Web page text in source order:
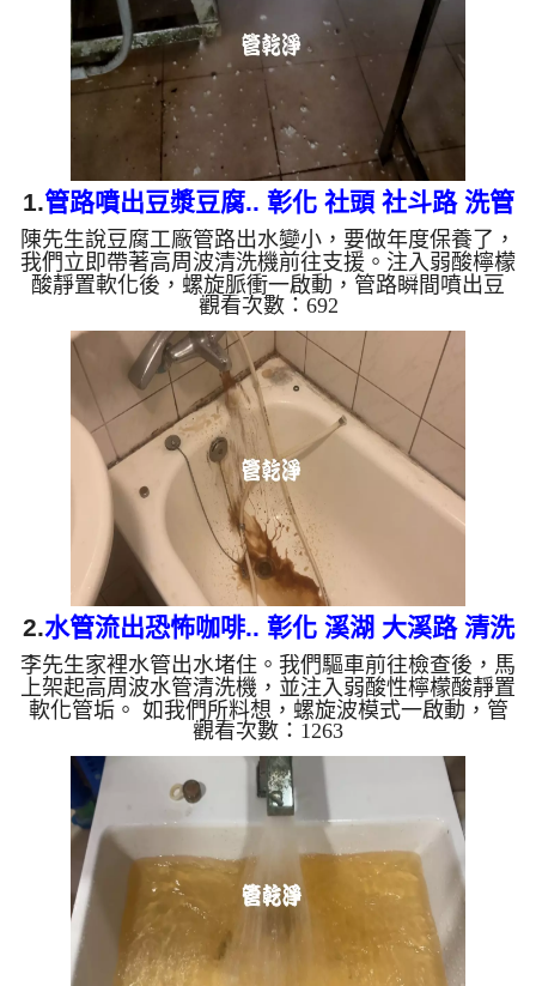
1.管路噴出豆漿豆腐.. 彰化 社頭 社斗路 洗管
路
陳先生說豆腐工廠管路出水變小，要做年度保養了，
我們立即帶著高周波清洗機前往支援。注入弱酸檸檬
酸靜置軟化後，螺旋脈衝一啟動，管路瞬間噴出豆
漿！忽然掉出白色豆腐，不一會又掉出黑色異物，越
來越多，六個多小時後，出水變乾淨出水量也變大
了。 為什麼水管需要定期「大掃除」？ 單靠水壓帶
不走管壁陳年汙垢。不同的水質顏色，反映了不同的
居家隱患： 棕色（鐵鏽）： 管線老化徵兆。 黑色
（氧化錳）： 常見於地下水源。 綠色（銅綠）： 銅
合金接頭氧化。 ...
觀看次數：692
2.水管流出恐怖咖啡.. 彰化 溪湖 大溪路 清洗
水管
李先生家裡水管出水堵住。我們驅車前往檢查後，馬
上架起高周波水管清洗機，並注入弱酸性檸檬酸靜置
軟化管垢。 如我們所料想，螺旋波模式一啟動，管
路噴出髒水，瞬間變成的「咖啡液」！這就是長年累
積在管壁的泥沙與鐵鏽。經過兩個小時的奮鬥，出水
終於變乾淨，出水量也變大了。 為什麼水管需要定
期「大掃除」？ 管壁髒汙靠一般水壓難以清除，不
同的水質也會產生不同的「色彩反應」： 咖啡色
（鐵鏽/泥沙）： 常見於自來水管線老化。 石油黑
（氧化錳）： 抽取地下水常見的黑色管垢。 綠色/
藍...
觀看次數：1263